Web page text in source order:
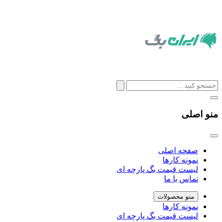
منو اصلی
صفحه اصلی
نمونه کارها
لیست قیمت بگ پارچه ای
تماس با ما
منو محصولات
نمونه کارها
لیست قیمت بگ پارچه ای